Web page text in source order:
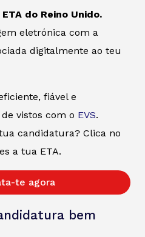
do Reino Unido.
eletrónica com a
digitalmente ao teu
fiável e
vistos com o EVS.
candidatura? Clica no
a tua ETA.
te agora
bem